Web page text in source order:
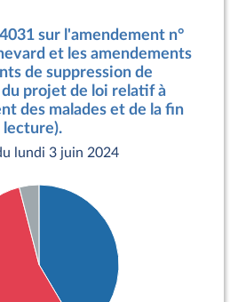
sur l'amendement n°
et les amendements
de suppression de
projet de loi relatif à
des malades et de la fin
lecture).
lundi 3 juin 2024